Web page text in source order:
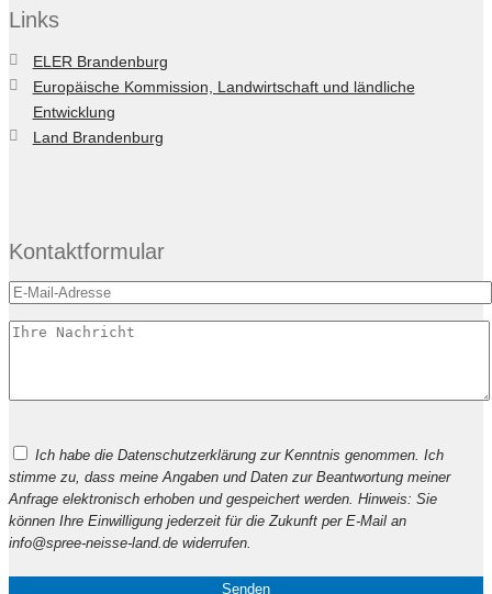
Links
ELER Brandenburg
Europäische Kommission, Landwirtschaft und ländliche
Entwicklung
Land Brandenburg
Kontaktformular
lasse
dieses
Feld
leer.
Ich habe die Datenschutzerklärung zur Kenntnis genommen. Ich
stimme zu, dass meine Angaben und Daten zur Beantwortung meiner
Anfrage elektronisch erhoben und gespeichert werden. Hinweis: Sie
können Ihre Einwilligung jederzeit für die Zukunft per E-Mail an
info@spree-neisse-land.de widerrufen.